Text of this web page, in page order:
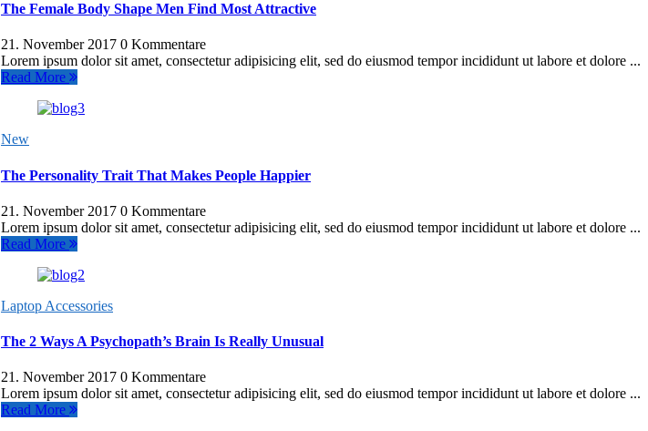
The Female Body Shape Men Find Most Attractive
21. November 2017 0 Kommentare
Lorem ipsum dolor sit amet, consectetur adipisicing elit, sed do eiusmod tempor incididunt ut labore et dolore ...
Read More
New
The Personality Trait That Makes People Happier
21. November 2017 0 Kommentare
Lorem ipsum dolor sit amet, consectetur adipisicing elit, sed do eiusmod tempor incididunt ut labore et dolore ...
Read More
Laptop Accessories
The 2 Ways A Psychopath’s Brain Is Really Unusual
21. November 2017 0 Kommentare
Lorem ipsum dolor sit amet, consectetur adipisicing elit, sed do eiusmod tempor incididunt ut labore et dolore ...
Read More